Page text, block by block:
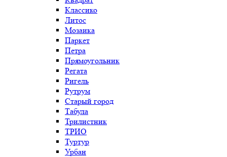
Классико
Литос
Мозаика
Паркет
Петра
Прямоугольник
Регата
Ригель
Рутрум
Старый город
Табула
Трилистник
ТРИО
Туртур
Урбан